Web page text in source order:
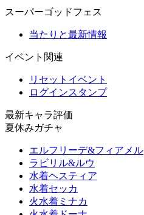
スーパーゴッドフェス
当たりと最新情報
イベント関連
リセットイベント
ログインスタンプ
最新キャラ評価
夏休みガチャ
エルフリーデ&フィアメル
ラビリル&ルウ
水着ヘスティア
水着セッカ
火水着ミナカ